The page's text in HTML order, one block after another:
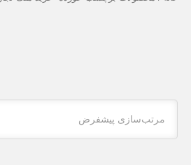
پیشفرض